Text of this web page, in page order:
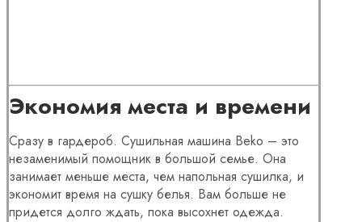
Экономия места и времени
Сразу в гардероб. Сушильная машина Beko – это
незаменимый помощник в большой семье. Она
занимает меньше места, чем напольная сушилка, и
экономит время на сушку белья. Вам больше не
придется долго ждать, пока высохнет одежда.